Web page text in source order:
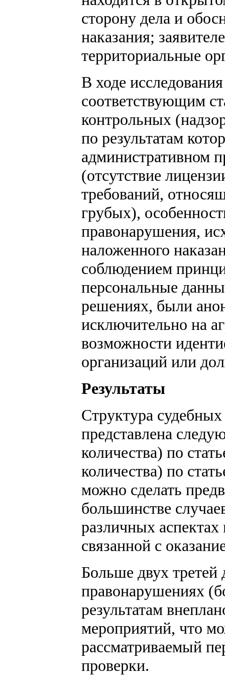
сторону дела и
наказания;
территориальные
В ходе
соответствующим
контрольных
по результатам
административном
(отсутствие
требований,
грубых),
правонарушения,
наложенного
соблюдением
персональные
решениях, были
исключительно на
возможности
организаций или
Результаты
Структура
представлена
количества) по
количества) по
можно сделать
большинстве
различных
связанной с
Больше двух третей
правонарушениях
результатам
мероприятий, что
рассматриваемый
проверки.